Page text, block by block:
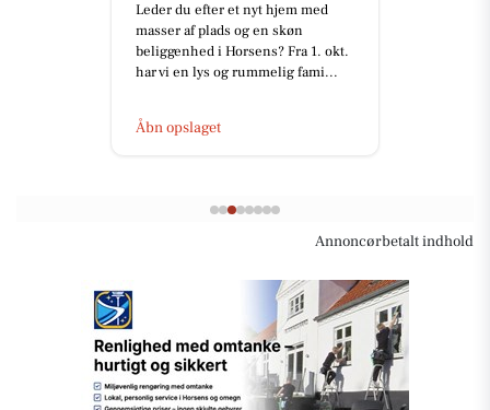
Leder du efter et nyt hjem med
masser af plads og en skøn
beliggenhed i Horsens? Fra 1. okt.
har vi en lys og rummelig fami...
Åbn opslaget
Annoncørbetalt indhold